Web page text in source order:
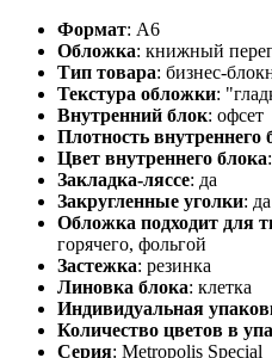
Формат: А6
Обложка: книжный
Тип товара: бизнес-
Текстура обложки:
Внутренний блок: офсет
Плотность внутреннего
Цвет внутреннего блока:
Закладка-ляссе: да
Закругленные уголки: да
Обложка подходит для
горячего, фольгой
Застежка: резинка
Линовка блока: клетка
Индивидуальная
Количество цветов в
Серия: Metropolis Special